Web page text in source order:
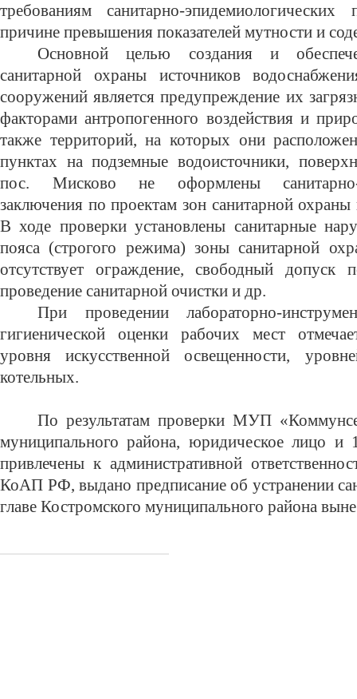
требованиям санитарно-
причине превышения показателей мутности и
Основной целью создания и
санитарной охраны источников
сооружений является предупреждение их
факторами антропогенного воздействия и
также территорий, на которых они
пунктах на подземные водоисточники,
пос. Мисково не оформлены санитарно-
заключения по проектам зон санитарной охраны
В ходе проверки установлены санитарные
пояса (строгого режима) зоны санитарной
отсутствует ограждение, свободный допуск
проведение санитарной очистки и др.
При проведении лабораторно-
гигиенической оценки рабочих мест
уровня искусственной освещенности,
котельных.
По результатам проверки МУП
муниципального района, юридическое лицо
привлечены к административной
КоАП РФ, выдано предписание об устранении
главе Костромского муниципального района